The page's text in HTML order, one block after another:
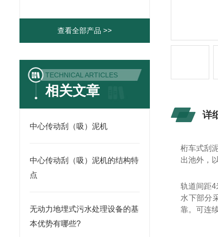
查看全部产品 >>
TECHNICAL ARTICLES
相关文章
中心传动刮（吸）泥机
中心传动刮（吸）泥机的结构特
点
无动力地埋式污水处理设备的基
本优势有哪些?
详
桁车式刮
出池外，
轨道间距4
水下部分
靠。可连